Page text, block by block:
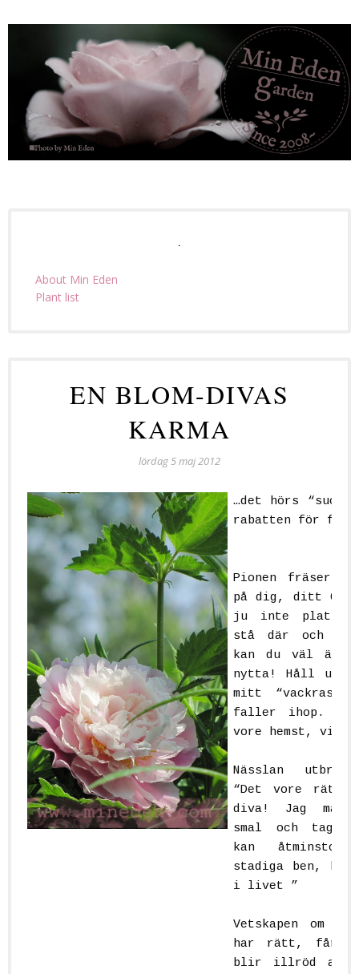
About Min Eden
Plant list
EN BLOM-DIVAS
KARMA
lördag 5 maj 2012
…det hörs “suck
rabatten för fina
Pionen fräser:
på dig, ditt
ju inte plats!
stå där och
kan du väl
nytta! Håll upp
mitt
faller ihop.
vore hemst, vilken
Nässlan
“Det vore rätt
diva! Jag må
smal och
kan
stadiga ben,
i livet ”
Vetskapen om
har rätt, får
blir illröd